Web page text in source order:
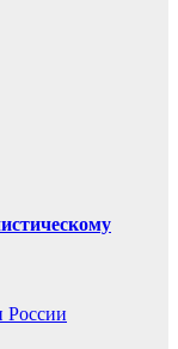
России